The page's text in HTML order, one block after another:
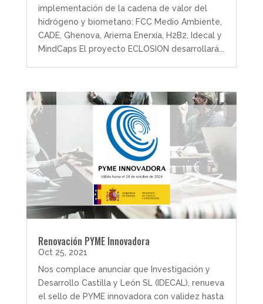
implementación de la cadena de valor del
hidrógeno y biometano: FCC Medio Ambiente,
CADE, Ghenova, Ariema Enerxía, H2B2, Idecal y
MindCaps El proyecto ECLOSION desarrollará...
Renovación PYME Innovadora
Oct 25, 2021
Nos complace anunciar que Investigación y
Desarrollo Castilla y León SL (IDECAL), renueva
el sello de PYME innovadora con validez hasta